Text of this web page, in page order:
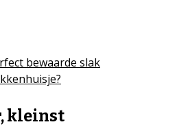
bewaarde slak
kleinst